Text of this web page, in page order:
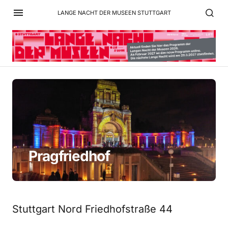
LANGE NACHT DER MUSEEN STUTTGART
Pragfriedhof
Stuttgart Nord Friedhofstraße 44